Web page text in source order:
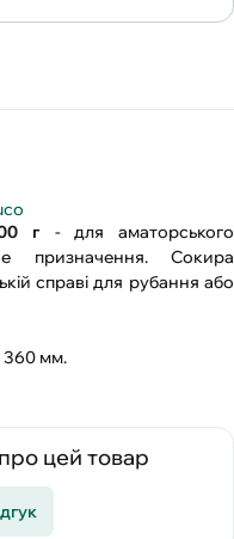
г- для аматорського
призначення. Сокира
справі для рубання або
360 мм.
цей товар